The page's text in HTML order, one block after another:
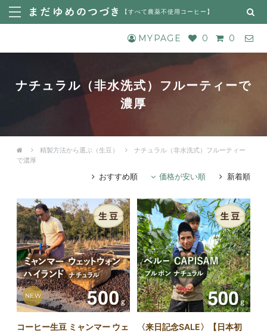
【すべて農薬不使用コーヒー 】
MYPAGE 0 0
ナチュラル（非水洗式）フルーティーで
濃厚
精製方法から選ぶ（生豆）
ナチュラル（非水洗式）フルーティー
で濃厚
おすすめ順 価格が安い順 新着順
NEW
コーヒー生豆 ミャンマー ウェ
〈来日記念SALE〉【日本初